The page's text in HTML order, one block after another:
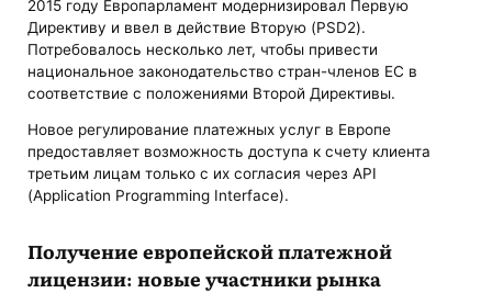
2015 году Европарламент модернизировал Первую
Директиву и ввел в действие Вторую (PSD2).
Потребовалось несколько лет, чтобы привести
национальное законодательство стран-членов ЕС в
соответствие с положениями Второй Директивы.
Новое регулирование платежных услуг в Европе
предоставляет возможность доступа к счету клиента
третьим лицам только с их согласия через API
(Application Programming Interface).
Получение европейской платежной
лицензии: новые участники рынка